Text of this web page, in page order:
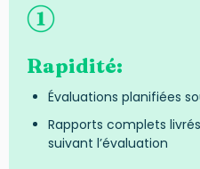
Rapidité:
Évaluations planifiées
Rapports complets
suivant l’évaluation